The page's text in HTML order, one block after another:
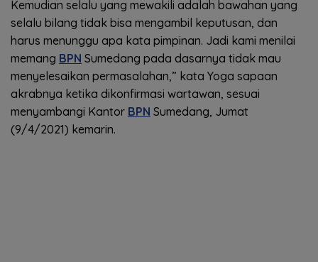
Kemudian selalu yang mewakili adalah bawahan yang
selalu bilang tidak bisa mengambil keputusan, dan
harus menunggu apa kata pimpinan. Jadi kami menilai
memang BPN Sumedang pada dasarnya tidak mau
menyelesaikan permasalahan,” kata Yoga sapaan
akrabnya ketika dikonfirmasi wartawan, sesuai
menyambangi Kantor BPN Sumedang, Jumat
(9/4/2021) kemarin.